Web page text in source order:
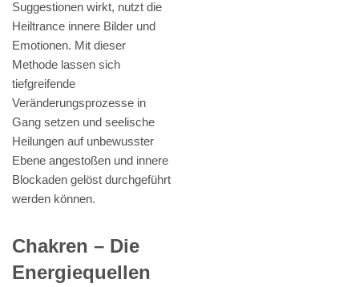
Suggestionen wirkt, nutzt die
Heiltrance innere Bilder und
Emotionen. Mit dieser
Methode lassen sich
tiefgreifende
Veränderungsprozesse in
Gang setzen und seelische
Heilungen auf unbewusster
Ebene angestoßen und innere
Blockaden gelöst durchgeführt
werden können.
Chakren – Die
Energiequellen